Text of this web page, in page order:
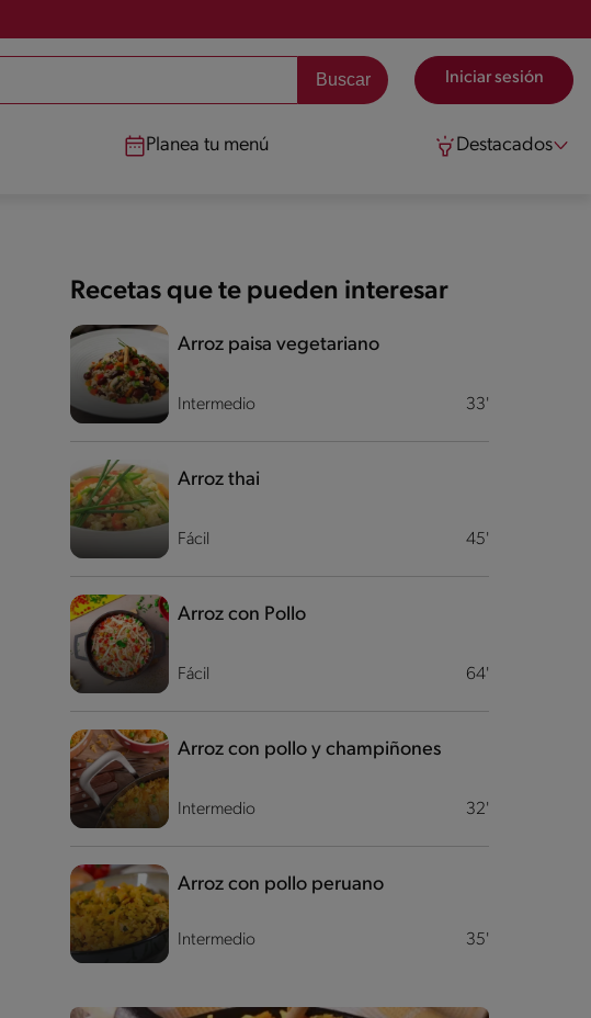
Iniciar sesión
Planea tu menú Destacados
Recetas que te pueden interesar
Intermedio 33'
Arroz paisa vegetariano
Fácil 45'
Arroz thai
Fácil 64'
Arroz con Pollo
Intermedio 32'
Arroz con pollo y champiñones
Intermedio 35'
Arroz con pollo peruano